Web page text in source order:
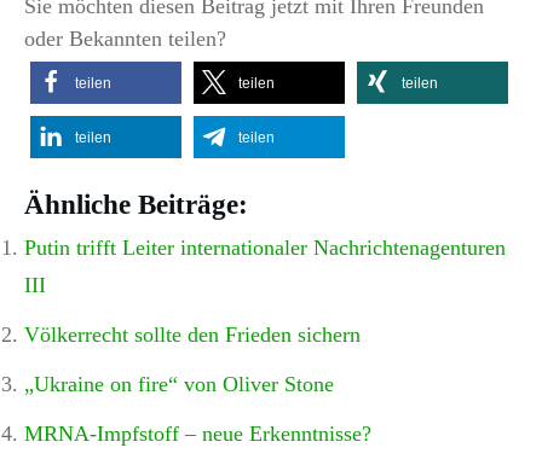
Sie möchten diesen Beitrag jetzt mit Ihren Freunden
oder Bekannten teilen?
teilen teilen teilen
teilen teilen
Ähnliche Beiträge:
Putin trifft Leiter internationaler Nachrichtenagenturen
III
Völkerrecht sollte den Frieden sichern
„Ukraine on fire“ von Oliver Stone
MRNA-Impfstoff – neue Erkenntnisse?